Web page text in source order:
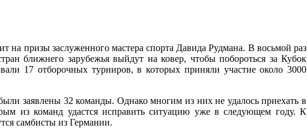
призы заслуженного мастера спорта Давида Рудмана. В восьмой раз
ближнего зарубежья выйдут на ковер, чтобы побороться за Кубок
17 отборочных турниров, в которых приняли участие около 3000
заявлены 32 команды. Однако многим из них не удалось приехать в
из команд удастся исправить ситуацию уже в следующем году. К
самбисты из Германии.